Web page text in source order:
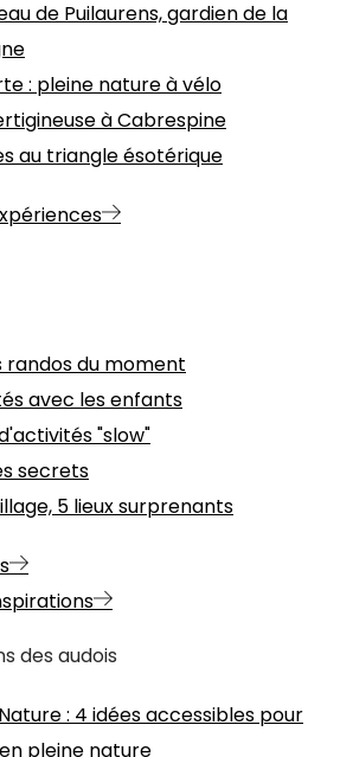
de Puilaurens, gardien de la
: pleine nature à vélo
à Cabrespine
au triangle ésotérique
randos du moment
avec les enfants
"slow"
secrets
5 lieux surprenants
des audois
Nature: 4 idées accessibles pour
pleine nature